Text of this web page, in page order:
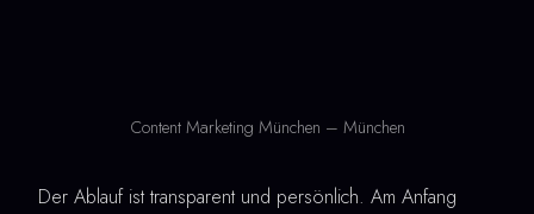
Content Marketing München – München
Der Ablauf ist transparent und persönlich. Am Anfang